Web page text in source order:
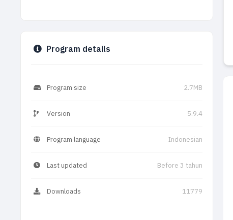
Program details
Program size 2.7MB
Version 5.9.4
Program language Indonesian
Last updated Before 3 tahun
Downloads 11779